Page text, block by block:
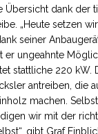
Übersicht dank der
„Heute setzen
seiner
er ungeahnte
stattliche 220 kW.
antreiben, die
machen.
wir mit der
gibt Graf